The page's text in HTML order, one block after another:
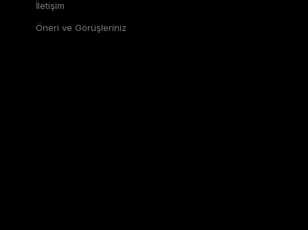
İletişim
Öneri ve Görüşleriniz